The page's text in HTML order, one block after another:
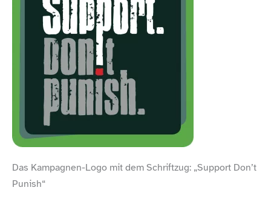
Das Kampagnen-​Logo mit dem Schriftzug: „Support Don’t
Punish“